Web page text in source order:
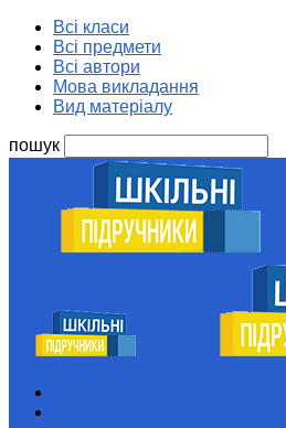
Всі класи
Всі предмети
Всі автори
Мова викладання
Вид матеріалу
пошук